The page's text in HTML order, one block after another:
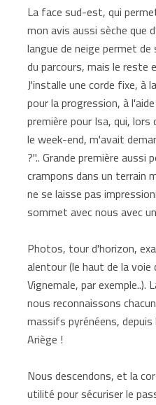
La face sud-est, qui
mon avis aussi sèche que
langue de neige permet
du parcours, mais le reste
J'installe une corde fixe, à
pour la progression, à
première pour Isa, qui,
le week-end, m'avait
?".. Grande première
crampons dans un terrain
ne se laisse pas
sommet avec nous avec
Photos, tour d'horizon,
alentour (le haut de la
Vignemale, par
nous reconnaissons
massifs pyrénéens,
Ariège !
Nous descendons, et la
utilité pour sécuriser le